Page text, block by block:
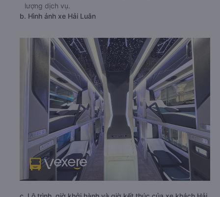
lượng dịch vụ.
b. Hình ảnh xe Hải Luân